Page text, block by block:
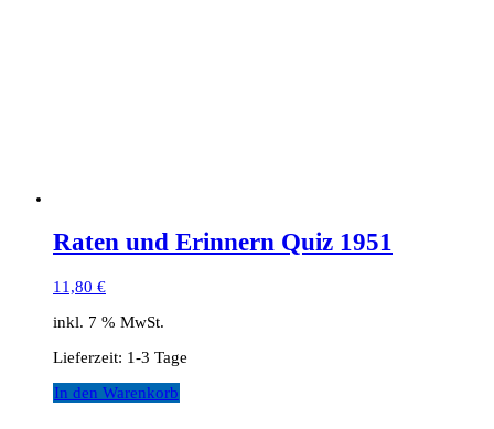
Raten und Erinnern Quiz 1951
11,80 €
inkl. 7 % MwSt.
Lieferzeit: 1-3 Tage
In den Warenkorb